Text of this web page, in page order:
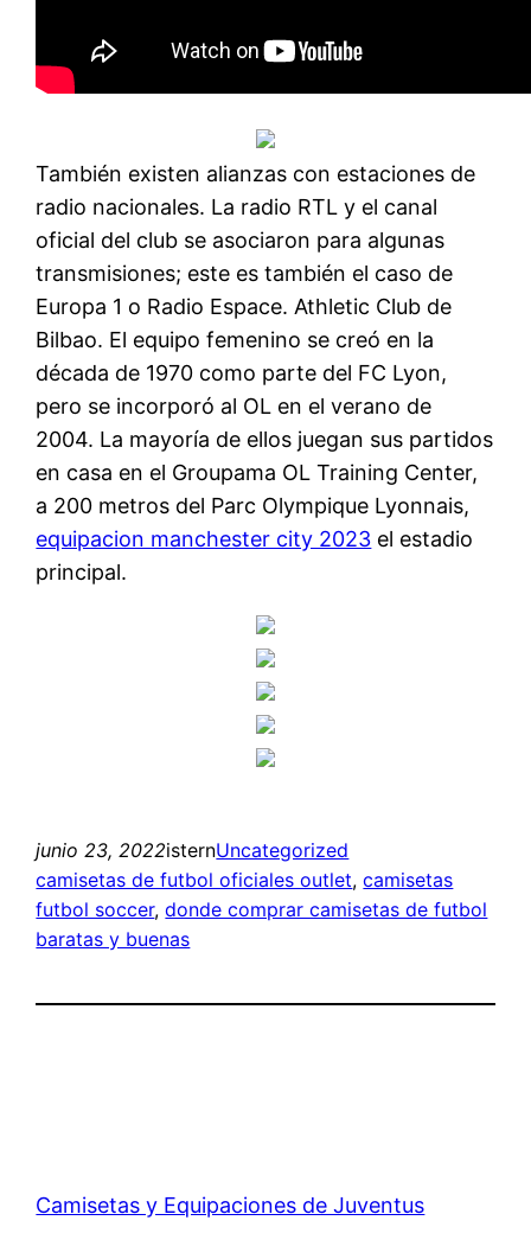
También existen alianzas con estaciones de
radio nacionales. La radio RTL y el canal
oficial del club se asociaron para algunas
transmisiones; este es también el caso de
Europa 1 o Radio Espace. Athletic Club de
Bilbao. El equipo femenino se creó en la
década de 1970 como parte del FC Lyon,
pero se incorporó al OL en el verano de
2004. La mayoría de ellos juegan sus partidos
en casa en el Groupama OL Training Center,
a 200 metros del Parc Olympique Lyonnais,
equipacion manchester city 2023 el estadio
principal.
junio 23, 2022isternUncategorized
camisetas de futbol oficiales outlet, camisetas
futbol soccer, donde comprar camisetas de futbol
baratas y buenas
Camisetas y Equipaciones de Juventus